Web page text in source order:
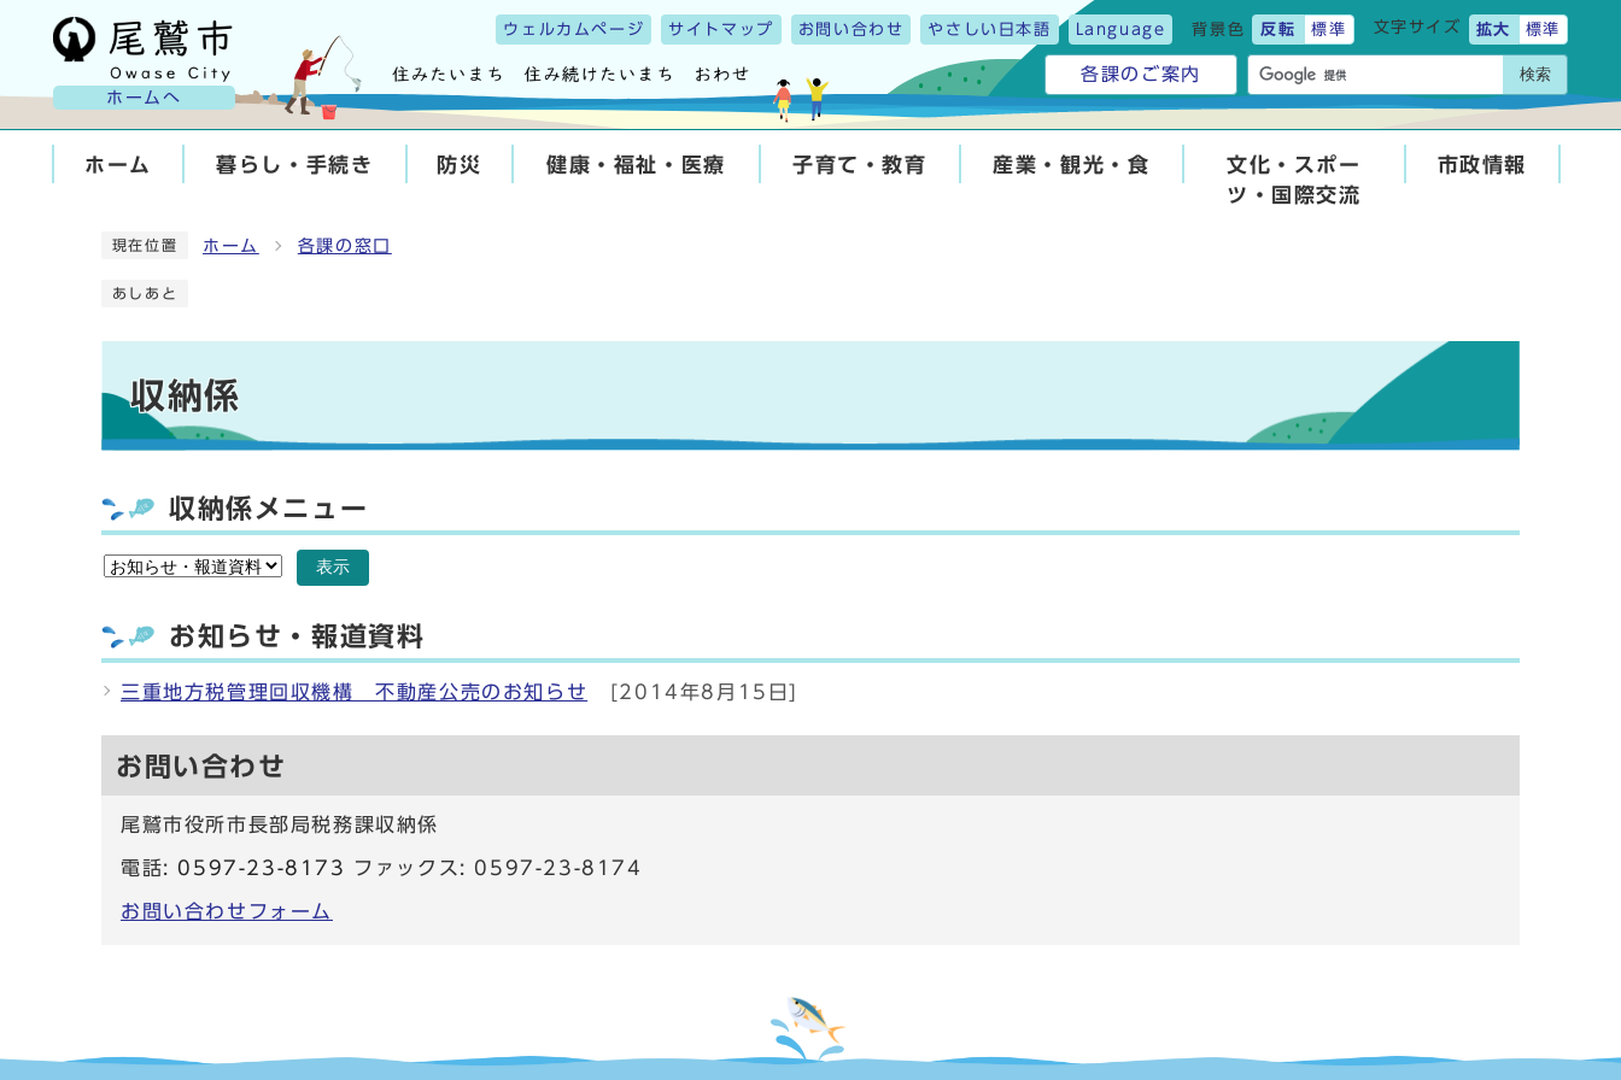
ホームへ
ウェルカムページ サイトマップ お問い合わせ やさしい日本語 Language 背景色 反転 標準 文字サイズ 拡大 標準
各課のご案内 検索
ホーム 暮らし・手続き 防災 健康・福祉・医療 子育て・教育 産業・観光・食
文化・スポー
ツ・国際交流
市政情報
現在位置 ホーム 各課の窓口
あしあと
収納係
収納係メニュー
表示
お知らせ・報道資料
三重地方税管理回収機構 不動産公売のお知らせ [2014年8月15日]
お問い合わせ
尾鷲市役所市長部局税務課収納係
電話: 0597-23-8173 ファックス: 0597-23-8174
お問い合わせフォーム